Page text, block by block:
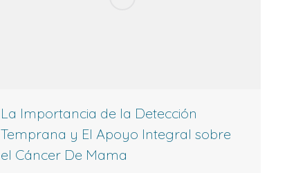
La Importancia de la Detección
Temprana y El Apoyo Integral sobre
el Cáncer De Mama